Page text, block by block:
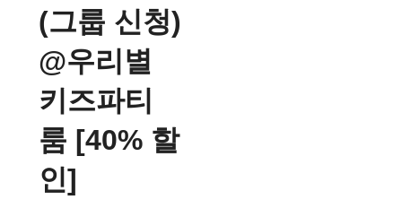
(그룹 신청)
@우리별
키즈파티
룸 [40% 할
인]